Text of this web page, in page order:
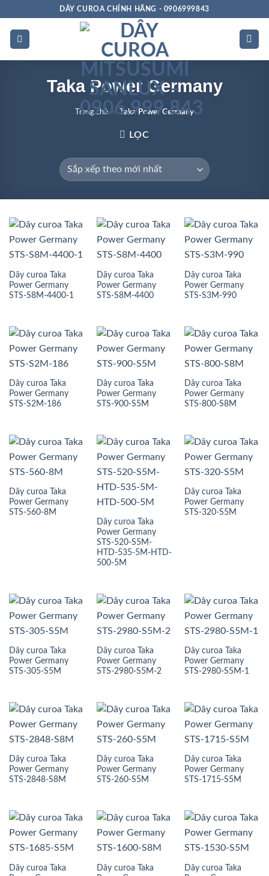
dung
DÂY CUROA CHÍNH HÃNG - 0906999843
Taka Power Germany
Trang chủ » Taka Power Germany
LỌC
Dây curoa Taka
Power Germany
STS-S8M-4400-1
Dây curoa Taka
Power Germany
STS-S8M-4400
Dây curoa Taka
Power Germany
STS-S3M-990
Dây curoa Taka
Power Germany
STS-S2M-186
Dây curoa Taka
Power Germany
STS-900-S5M
Dây curoa Taka
Power Germany
STS-800-S8M
Dây curoa Taka
Power Germany
STS-560-8M
Dây curoa Taka
Power Germany
STS-520-S5M-
HTD-535-5M-HTD-
500-5M
Dây curoa Taka
Power Germany
STS-320-S5M
Dây curoa Taka
Power Germany
STS-305-S5M
Dây curoa Taka
Power Germany
STS-2980-S5M-2
Dây curoa Taka
Power Germany
STS-2980-S5M-1
Dây curoa Taka
Power Germany
STS-2848-S8M
Dây curoa Taka
Power Germany
STS-260-S5M
Dây curoa Taka
Power Germany
STS-1715-S5M
Dây curoa Taka
Dây curoa Taka
Dây curoa Taka